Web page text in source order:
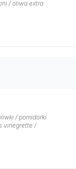
/ oliwa extra
/ pomidorki
vinegrette /